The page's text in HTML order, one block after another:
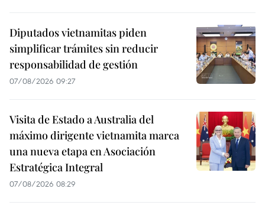
Diputados vietnamitas piden
simplificar trámites sin reducir
responsabilidad de gestión
07/08/2026 09:27
Visita de Estado a Australia del
máximo dirigente vietnamita marca
una nueva etapa en Asociación
Estratégica Integral
07/08/2026 08:29